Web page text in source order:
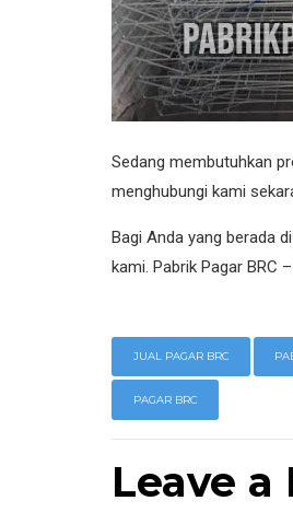
Sedang membutuhkan
menghubungi kami
Bagi Anda yang berada
kami. Pabrik Pagar BRC
JUAL PAGAR BRC
PAGAR BRC
Leave a